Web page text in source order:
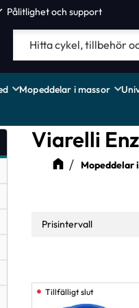
Pålitlighet och support
Mopeddelar i massor
Viarelli
Mopeddelar
Prisintervall